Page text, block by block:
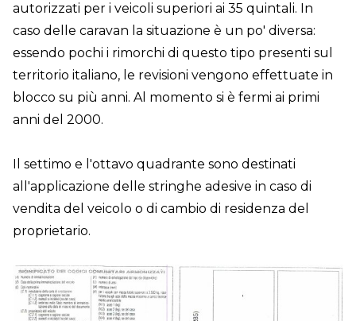
autorizzati per i veicoli superiori ai 35 quintali. In
caso delle caravan la situazione è un po' diversa:
essendo pochi i rimorchi di questo tipo presenti sul
territorio italiano, le revisioni vengono effettuate in
blocco su più anni. Al momento si è fermi ai primi
anni del 2000.
Il settimo e l'ottavo quadrante sono destinati
all'applicazione delle stringhe adesive in caso di
vendita del veicolo o di cambio di residenza del
proprietario.